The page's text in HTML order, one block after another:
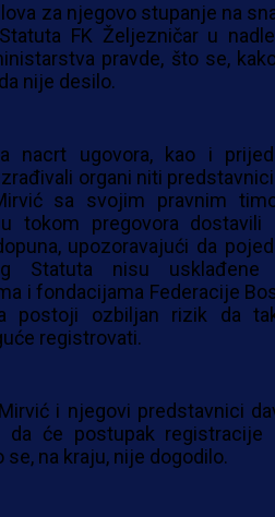
za njegovo stupanje na
FK Željezničar u
pravde, što se,
nije desilo.
nacrt ugovora, kao i
organi niti predstavnici
sa svojim pravnim
tokom pregovora dostavili
upozoravajući da
Statuta nisu usklađene
i fondacijama Federacije
postoji ozbiljan rizik da
registrovati.
i njegovi predstavnici
da će postupak registracije
na kraju, nije dogodilo.